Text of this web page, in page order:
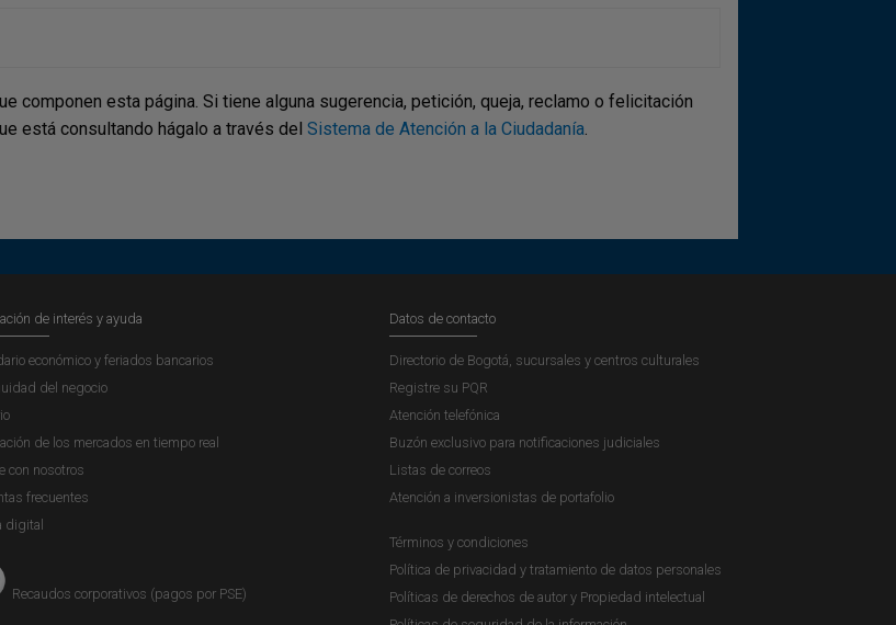
esta página. Si tiene alguna sugerencia, petición, queja, reclamo o felicitación
está consultando hágalo a través del Sistema de Atención a la Ciudadanía.
de interés y ayuda
económico y feriados bancarios
del negocio
de los mercados en tiempo real
con nosotros
frecuentes
digital
Recaudos corporativos (pagos por PSE)
Datos de contacto
Directorio de Bogotá, sucursales y centros culturales
Registre su PQR
Atención telefónica
Buzón exclusivo para notificaciones judiciales
Listas de correos
Atención a inversionistas de portafolio
Términos y condiciones
Política de privacidad y tratamiento de datos personales
Políticas de derechos de autor y Propiedad intelectual